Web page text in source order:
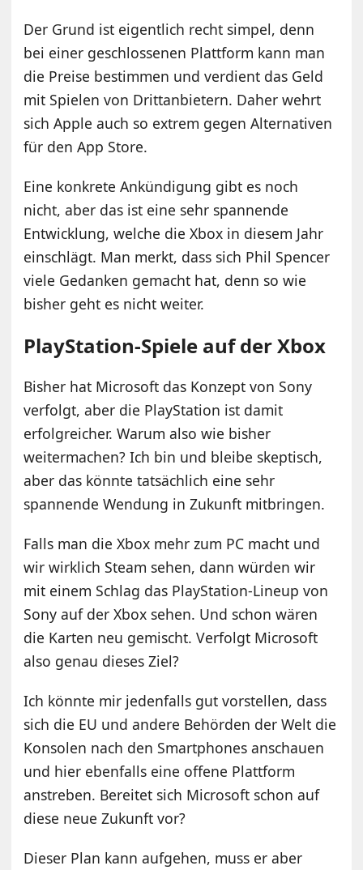
Der Grund ist eigentlich recht simpel, denn
bei einer geschlossenen Plattform kann man
die Preise bestimmen und verdient das Geld
mit Spielen von Drittanbietern. Daher wehrt
sich Apple auch so extrem gegen Alternativen
für den App Store.
Eine konkrete Ankündigung gibt es noch
nicht, aber das ist eine sehr spannende
Entwicklung, welche die Xbox in diesem Jahr
einschlägt. Man merkt, dass sich Phil Spencer
viele Gedanken gemacht hat, denn so wie
bisher geht es nicht weiter.
PlayStation-Spiele auf der Xbox
Bisher hat Microsoft das Konzept von Sony
verfolgt, aber die PlayStation ist damit
erfolgreicher. Warum also wie bisher
weitermachen? Ich bin und bleibe skeptisch,
aber das könnte tatsächlich eine sehr
spannende Wendung in Zukunft mitbringen.
Falls man die Xbox mehr zum PC macht und
wir wirklich Steam sehen, dann würden wir
mit einem Schlag das PlayStation-Lineup von
Sony auf der Xbox sehen. Und schon wären
die Karten neu gemischt. Verfolgt Microsoft
also genau dieses Ziel?
Ich könnte mir jedenfalls gut vorstellen, dass
sich die EU und andere Behörden der Welt die
Konsolen nach den Smartphones anschauen
und hier ebenfalls eine offene Plattform
anstreben. Bereitet sich Microsoft schon auf
diese neue Zukunft vor?
Dieser Plan kann aufgehen, muss er aber